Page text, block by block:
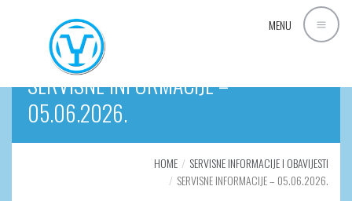
MENU
SERVISNE INFORMACIJE –
05.06.2026.
HOME
SERVISNE INFORMACIJE I OBAVIJESTI
SERVISNE INFORMACIJE – 05.06.2026.